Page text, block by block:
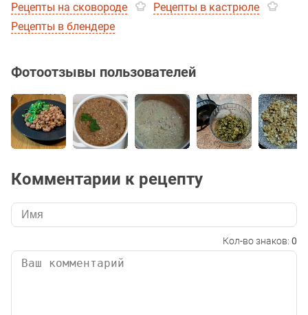
Рецепты на сковороде
Рецепты в кастрюле
Рецепты в блендере
Фотоотзывы пользователей
Комментарии к рецепту
Кол-во знаков: 0